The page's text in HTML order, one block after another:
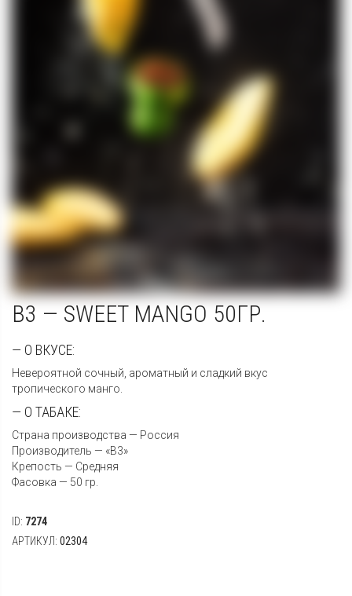
B3 — SWEET MANGO 50ГР.
— О ВКУСЕ:
Невероятной сочный, ароматный и сладкий вкус
тропического манго.
— О ТАБАКЕ:
Страна производства — Россия
Производитель — «B3»
Крепость — Средняя
Фасовка — 50 гр.
ID: 7274
АРТИКУЛ: 02304